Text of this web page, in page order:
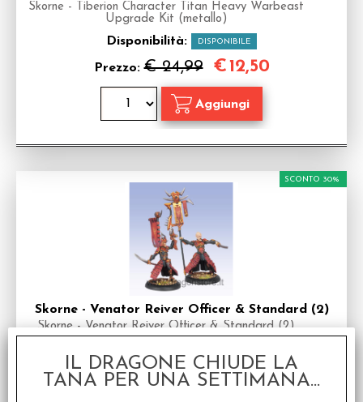
Skorne - Tiberion Character Titan Heavy Warbeast
Upgrade Kit (metallo)
Disponibilità: DISPONIBILE
Prezzo:€ 24,99 €12,50
Skorne - Venator Reiver Officer & Standard (2)
Skorne - Venator Reiver Officer & Standard (2)
Prezzo: € 17,99
SCONTO 30%
€12,59
IL DRAGONE CHIUDE LA
TANA PER UNA SETTIMANA...